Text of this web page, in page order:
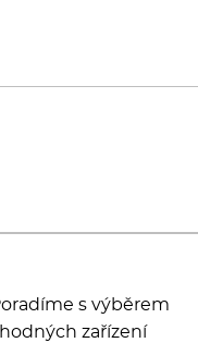
s výběrem
zařízení